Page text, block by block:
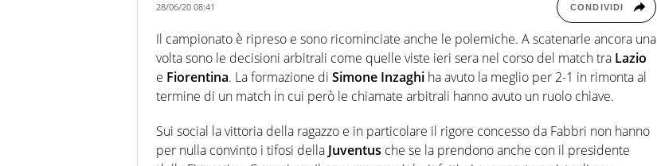
28/06/20 08:41 CONDIVIDI
Il campionato è ripreso e sono ricominciate anche le polemiche. A scatenarle ancora una
volta sono le decisioni arbitrali come quelle viste ieri sera nel corso del match tra Lazio
e Fiorentina. La formazione di Simone Inzaghi ha avuto la meglio per 2-1 in rimonta al
termine di un match in cui però le chiamate arbitrali hanno avuto un ruolo chiave.
Sui social la vittoria della ragazzo e in particolare il rigore concesso da Fabbri non hanno
per nulla convinto i tifosi della Juventus che se la prendono anche con il presidente